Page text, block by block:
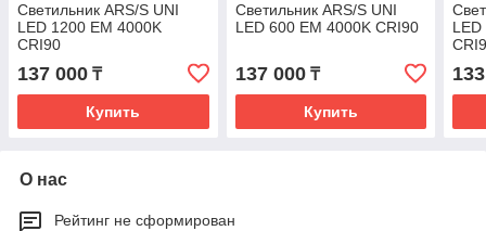
Светильник ARS/S UNI
LED 1200 EM 4000K
CRI90
137 000 ₸
Купить
Светильник ARS/S UNI
LED 600 EM 4000K CRI90
137 000₸
Купить
О нас
Рейтинг не сформирован